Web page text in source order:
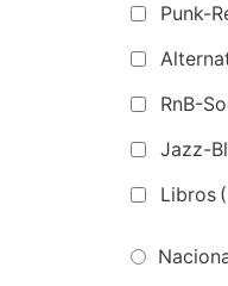
Punk-
RnB-
Jazz-
Libros